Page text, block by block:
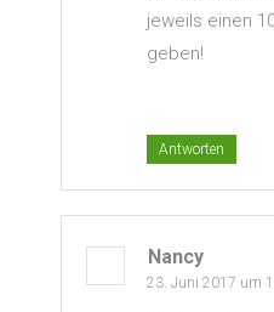
jeweils einen
geben!
Antworten
Nancy
23. Juni 2017 um